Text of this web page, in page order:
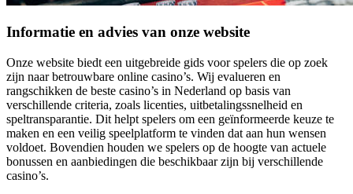
Informatie en advies van onze website
Onze website biedt een uitgebreide gids voor spelers die op zoek
zijn naar betrouwbare online casino’s. Wij evalueren en
rangschikken de beste casino’s in Nederland op basis van
verschillende criteria, zoals licenties, uitbetalingssnelheid en
speltransparantie. Dit helpt spelers om een geïnformeerde keuze te
maken en een veilig speelplatform te vinden dat aan hun wensen
voldoet. Bovendien houden we spelers op de hoogte van actuele
bonussen en aanbiedingen die beschikbaar zijn bij verschillende
casino’s.